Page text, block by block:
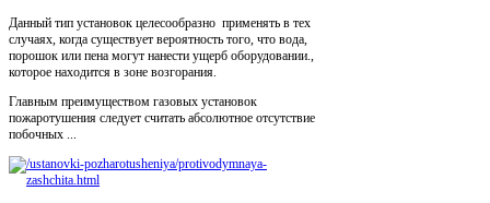
Данный тип установок целесообразно применять в тех
случаях, когда существует вероятность того, что вода,
порошок или пена могут нанести ущерб оборудовании.,
которое находится в зоне возгорания.
Главным преимуществом газовых установок
пожаротушения следует считать абсолютное отсутствие
побочных ...